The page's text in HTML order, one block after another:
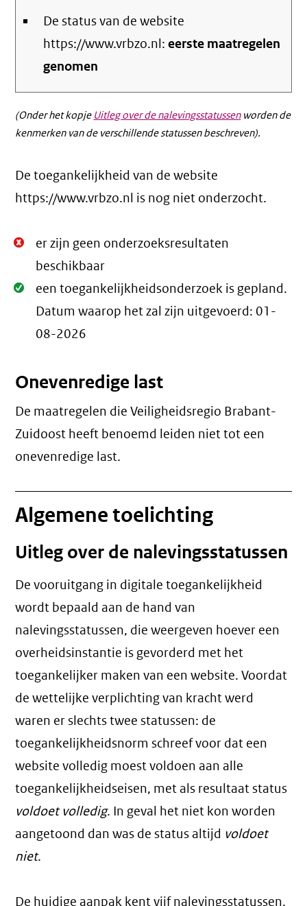
De status van de website
https://www.vrbzo.nl:eerste maatregelen
genomen
(Onder het kopje Uitleg over de nalevingsstatussenworden de
kenmerken van de verschillende statussen beschreven).
De toegankelijkheid van de website
https://www.vrbzo.nl is nog niet onderzocht.
Niet
Oké.
er zijn geen onderzoeksresultaten
beschikbaar
Oké.
een toegankelijkheidsonderzoek is gepland.
Datum waarop het zal zijn uitgevoerd: 01-
08-2026
Onevenredige last
De maatregelen die Veiligheidsregio Brabant-
Zuidoost heeft benoemd leiden niet tot een
onevenredige last.
Algemene toelichting
Uitleg over de nalevingsstatussen
De vooruitgang in digitale toegankelijkheid
wordt bepaald aan de hand van
nalevingsstatussen, die weergeven hoever een
overheidsinstantie is gevorderd met het
toegankelijker maken van een website. Voordat
de wettelijke verplichting van kracht werd
waren er slechts twee statussen: de
toegankelijkheidsnorm schreef voor dat een
website volledig moest voldoen aan alle
toegankelijkheidseisen, met als resultaat status
voldoet volledig. In geval het niet kon worden
aangetoond dan was de status altijd voldoet
niet.
De huidige aanpak kent vijf nalevingsstatussen.